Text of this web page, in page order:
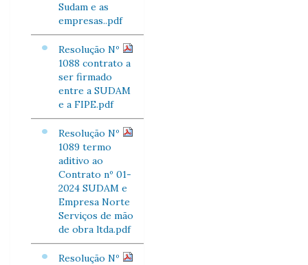
Sudam e as
empresas..pdf
Resolução Nº
1088 contrato a
ser firmado
entre a SUDAM
e a FIPE.pdf
Resolução Nº
1089 termo
aditivo ao
Contrato nº 01-
2024 SUDAM e
Empresa Norte
Serviços de mão
de obra ltda.pdf
Resolução Nº